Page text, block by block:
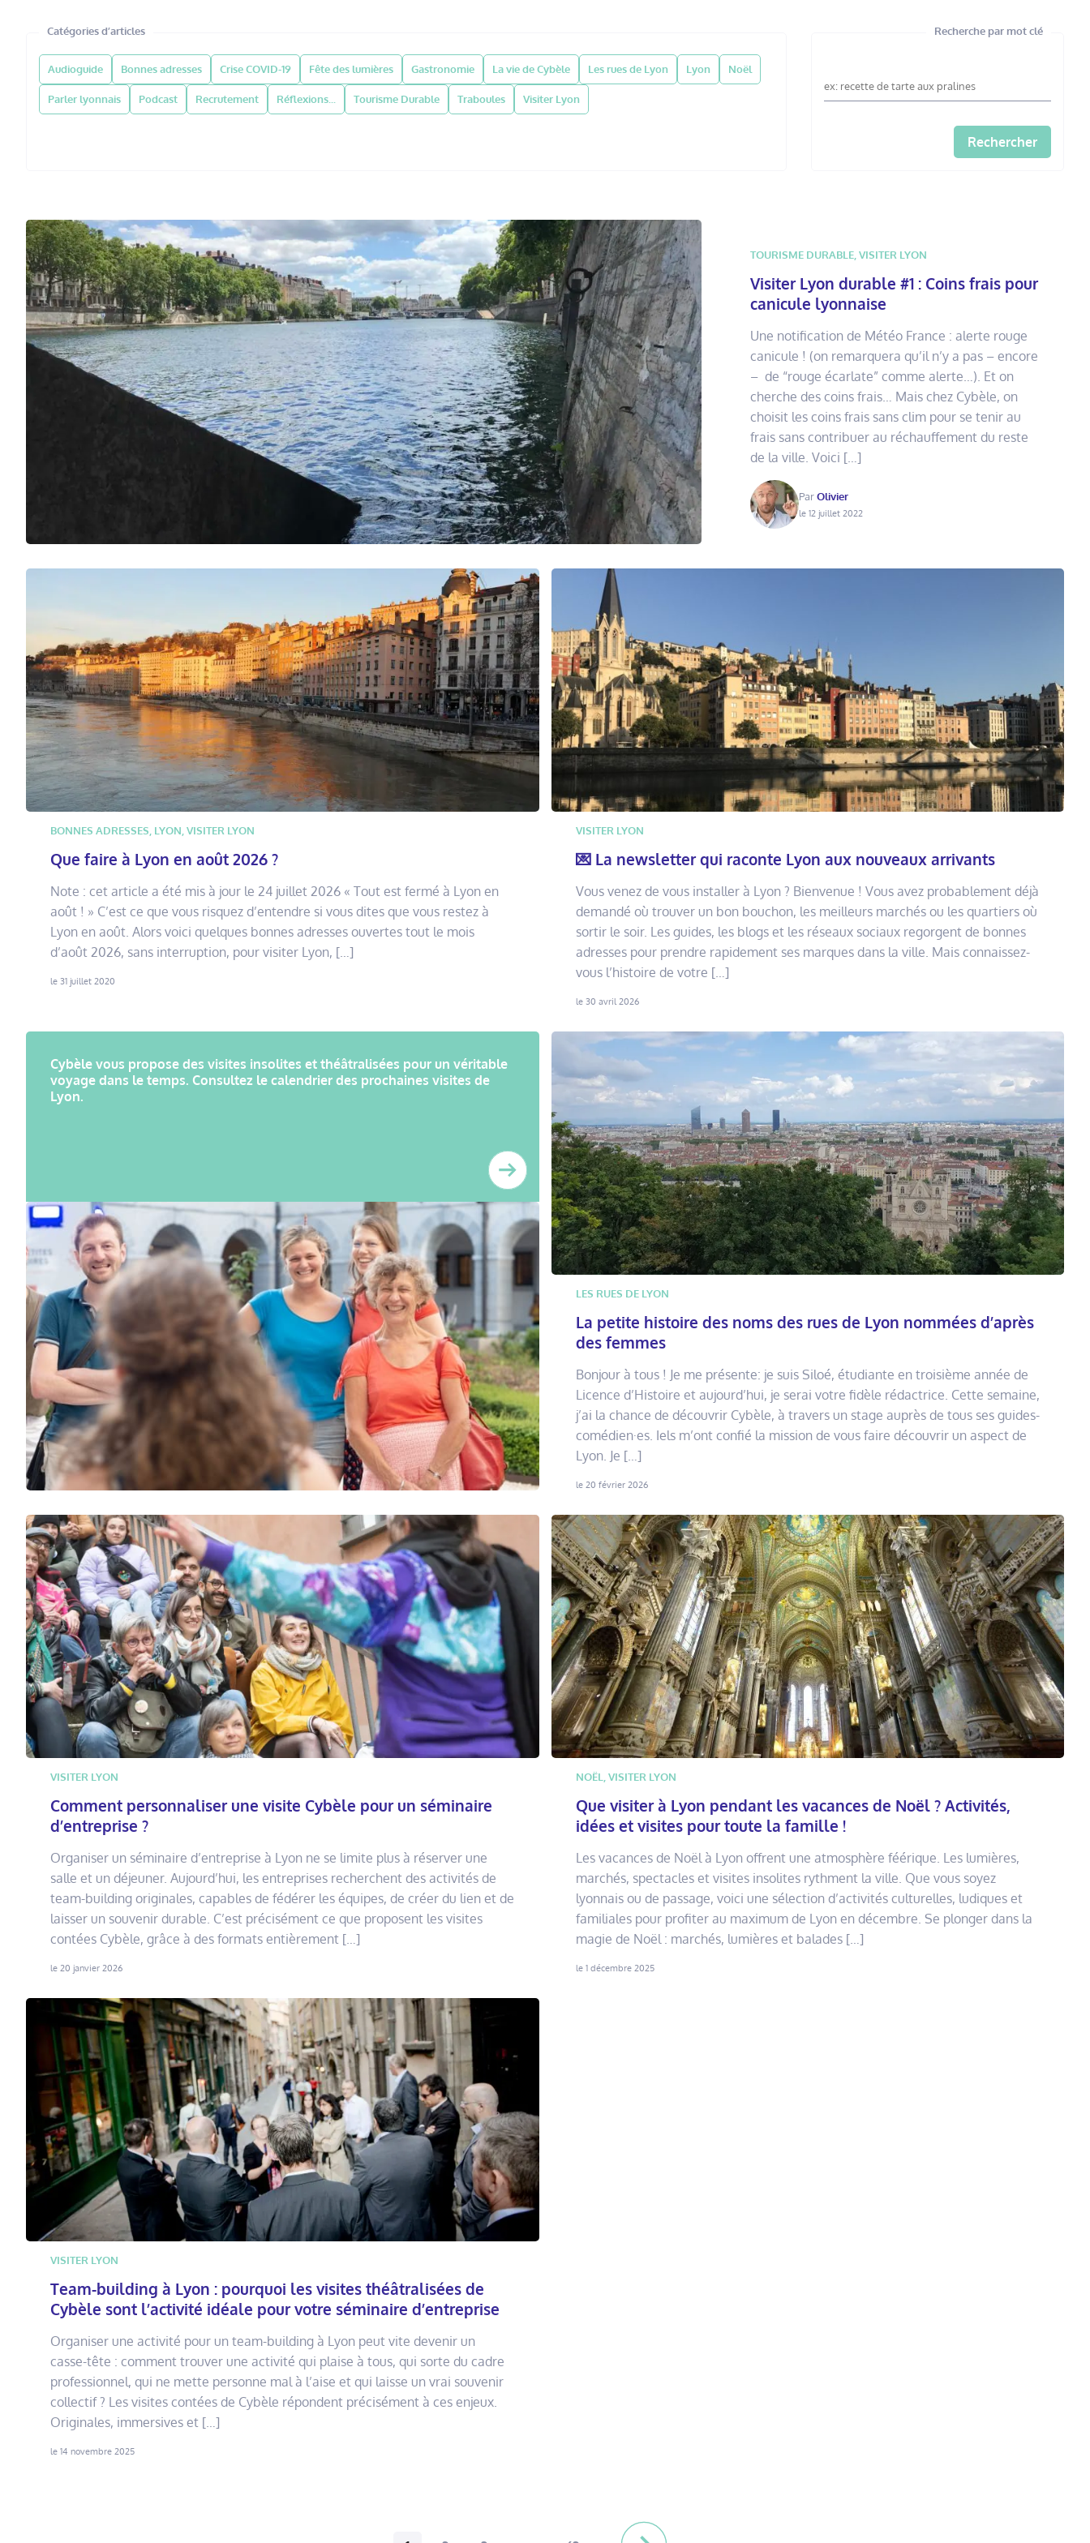
Catégories d’articles
Audioguide Bonnes adresses Crise COVID-19 Fête des lumières Gastronomie La vie de Cybèle Les rues de Lyon Lyon Noël
Parler lyonnais Podcast Recrutement Réflexions... Tourisme Durable Traboules Visiter Lyon
Recherche par mot clé
TOURISME DURABLE ,VISITER LYON
Visiter Lyon durable #1 : Coins frais pour
canicule lyonnaise
Une notification de Météo France : alerte rouge
canicule ! (on remarquera qu’il n’y a pas – encore
– de “rouge écarlate” comme alerte…). Et on
cherche des coins frais… Mais chez Cybèle, on
choisit les coins frais sans clim pour se tenir au
frais sans contribuer au réchauffement du reste
de la ville. Voici […]
ParOlivier
le 12 juillet 2022
BONNES ADRESSES LYON VISITER LYON
Que faire à Lyon en août 2026 ?
Note : cet article a été mis à jour le 24 juillet 2026 « Tout est fermé à Lyon en
août ! » C’est ce que vous risquez d’entendre si vous dites que vous restez à
Lyon en août. Alors voici quelques bonnes adresses ouvertes tout le mois
d’août 2026, sans interruption, pour visiter Lyon, […]
le 31 juillet 2020
VISITER LYON
💌 La newsletter qui raconte Lyon aux nouveaux arrivants
Vous venez de vous installer à Lyon ? Bienvenue ! Vous avez probablement déjà
demandé où trouver un bon bouchon, les meilleurs marchés ou les quartiers où
sortir le soir. Les guides, les blogs et les réseaux sociaux regorgent de bonnes
adresses pour prendre rapidement ses marques dans la ville. Mais connaissez-
vous l’histoire de votre […]
le 30 avril 2026
Cybèle vous propose des visites insolites et théâtralisées pour un véritable
voyage dans le temps. Consultez le calendrier des prochaines visites de
Lyon.
LES RUES DE LYON
La petite histoire des noms des rues de Lyon nommées d’après
des femmes
Bonjour à tous ! Je me présente: je suis Siloé, étudiante en troisième année de
Licence d’Histoire et aujourd’hui, je serai votre fidèle rédactrice. Cette semaine,
j’ai la chance de découvrir Cybèle, à travers un stage auprès de tous ses guides-
comédien·es. Iels m’ont confié la mission de vous faire découvrir un aspect de
Lyon. Je […]
le 20 février 2026
VISITER LYON
Comment personnaliser une visite Cybèle pour un séminaire
d’entreprise ?
Organiser un séminaire d’entreprise à Lyon ne se limite plus à réserver une
salle et un déjeuner. Aujourd’hui, les entreprises recherchent des activités de
team-building originales, capables de fédérer les équipes, de créer du lien et de
laisser un souvenir durable. C’est précisément ce que proposent les visites
contées Cybèle, grâce à des formats entièrement […]
le 20 janvier 2026
NOËL VISITER LYON
Que visiter à Lyon pendant les vacances de Noël ? Activités,
idées et visites pour toute la famille !
Les vacances de Noël à Lyon offrent une atmosphère féérique. Les lumières,
marchés, spectacles et visites insolites rythment la ville. Que vous soyez
lyonnais ou de passage, voici une sélection d’activités culturelles, ludiques et
familiales pour profiter au maximum de Lyon en décembre. Se plonger dans la
magie de Noël : marchés, lumières et balades […]
le 1 décembre 2025
VISITER LYON
Team-building à Lyon : pourquoi les visites théâtralisées de
Cybèle sont l’activité idéale pour votre séminaire d’entreprise
Organiser une activité pour un team-building à Lyon peut vite devenir un
casse-tête : comment trouver une activité qui plaise à tous, qui sorte du cadre
professionnel, qui ne mette personne mal à l’aise et qui laisse un vrai souvenir
collectif ? Les visites contées de Cybèle répondent précisément à ces enjeux.
Originales, immersives et […]
le 14 novembre 2025
Pagination